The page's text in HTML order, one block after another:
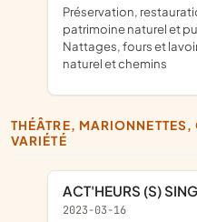
préservation, restauration et mise en valeur du
patrimoine naturel et
Nattages, fours et
naturel et chemins
THÉÂTRE, MARIONNETTES, CIRQUE, SPECTACLES DE
VARIÉTÉ
ACT'HEURS (S)
2023-03-16